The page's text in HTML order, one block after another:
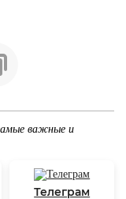
важные и
Телеграм